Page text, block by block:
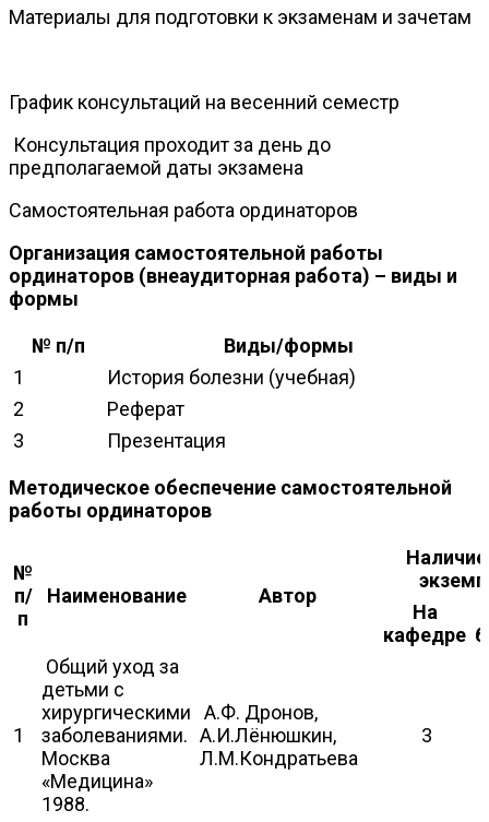
Материалы для подготовки к экзаменам и зачетам
График консультаций на весенний семестр
Консультация проходит за день до
предполагаемой даты экзамена
Самостоятельная работа ординаторов
Организация самостоятельной работы
ординаторов (внеаудиторная работа) – виды и
формы
№ п/п
Виды/формы
1
История болезни (учебная)
2
Реферат
3
Презентация
Методическое обеспечение самостоятельной
работы ординаторов
№
п/
п
Наименование Автор
На
кафедре
1
Общий уход за
детьми с
хирургическими
заболеваниями.
Москва
«Медицина»
1988.
А.Ф. Дронов,
А.И.Лёнюшкин,
Л.М.Кондратьева
3